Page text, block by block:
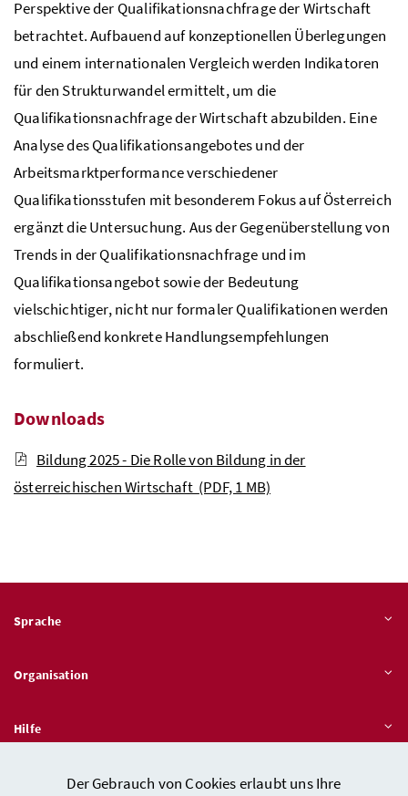
Der Gebrauch von Cookies erlaubt uns Ihre
Perspektive der Qualifikationsnachfrage der Wirtschaft
betrachtet. Aufbauend auf konzeptionellen Überlegungen
und einem internationalen Vergleich werden Indikatoren
für den Strukturwandel ermittelt, um die
Qualifikationsnachfrage der Wirtschaft abzubilden. Eine
Analyse des Qualifikationsangebotes und der
Arbeitsmarktperformance verschiedener
Qualifikationsstufen mit besonderem Fokus auf Österreich
ergänzt die Untersuchung. Aus der Gegenüberstellung von
Trends in der Qualifikationsnachfrage und im
Qualifikationsangebot sowie der Bedeutung
vielschichtiger, nicht nur formaler Qualifikationen werden
abschließend konkrete Handlungsempfehlungen
formuliert.
Downloads
Bildung 2025 - Die Rolle von Bildung in der
österreichischen Wirtschaft (PDF, 1 MB)
Sprache
Organisation
Hilfe
Quicklinks